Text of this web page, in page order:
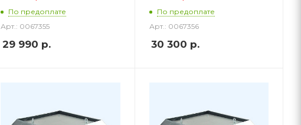
По предоплате
Арт.: 0067355
29 990 р.
По предоплате
Арт.: 0067356
30 300 р.